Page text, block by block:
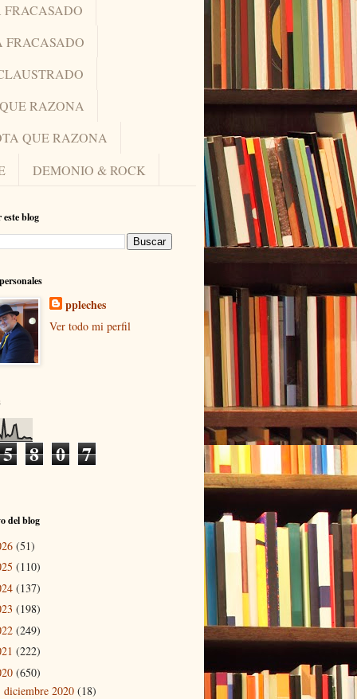
FRACASADO
FRACASADO
RAZONA
QUE RAZONA
DEMONIO & ROCK
este blog
ppleches
Ver todo mi perfil
5 8 0 7
del blog
(51)
(110)
(137)
(198)
(249)
(222)
(650)
diciembre 2020 (18)